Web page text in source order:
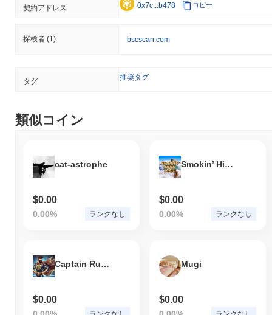
契約アドレス 0x7c...b478 コピー
探検者 (1) bscscan.com
タグ 推奨タグ
類似コイン
cat-astrophe
$0.00
0.00% ランクなし
Smokin’ High Dogg
$0.00
0.00% ランクなし
Captain Rug Pull
$0.00
Mugi
$0.00